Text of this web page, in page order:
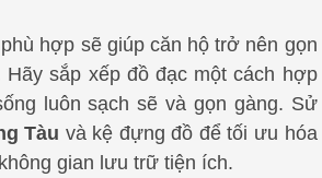
hợp sẽ giúp căn hộ trở nên gọn
Hãy sắp xếp đồ đạc một cách hợp
luôn sạch sẽ và gọn gàng. Sử
Tàu và kệ đựng đồ để tối ưu hóa
gian lưu trữ tiện ích.